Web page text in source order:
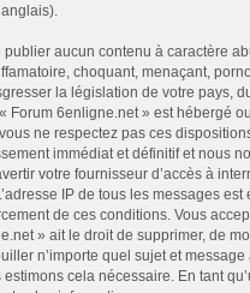
publier aucun contenu à caractère
choquant, menaçant,
la législation de votre pays,
Forum 6enligne.net » est hébergé
ne respectez pas ces
immédiat et définitif et nous
votre fournisseur d’accès à
IP de tous les messages est
de ces conditions. Vous
» ait le droit de supprimer, de
n’importe quel sujet et message
cela nécessaire. En tant